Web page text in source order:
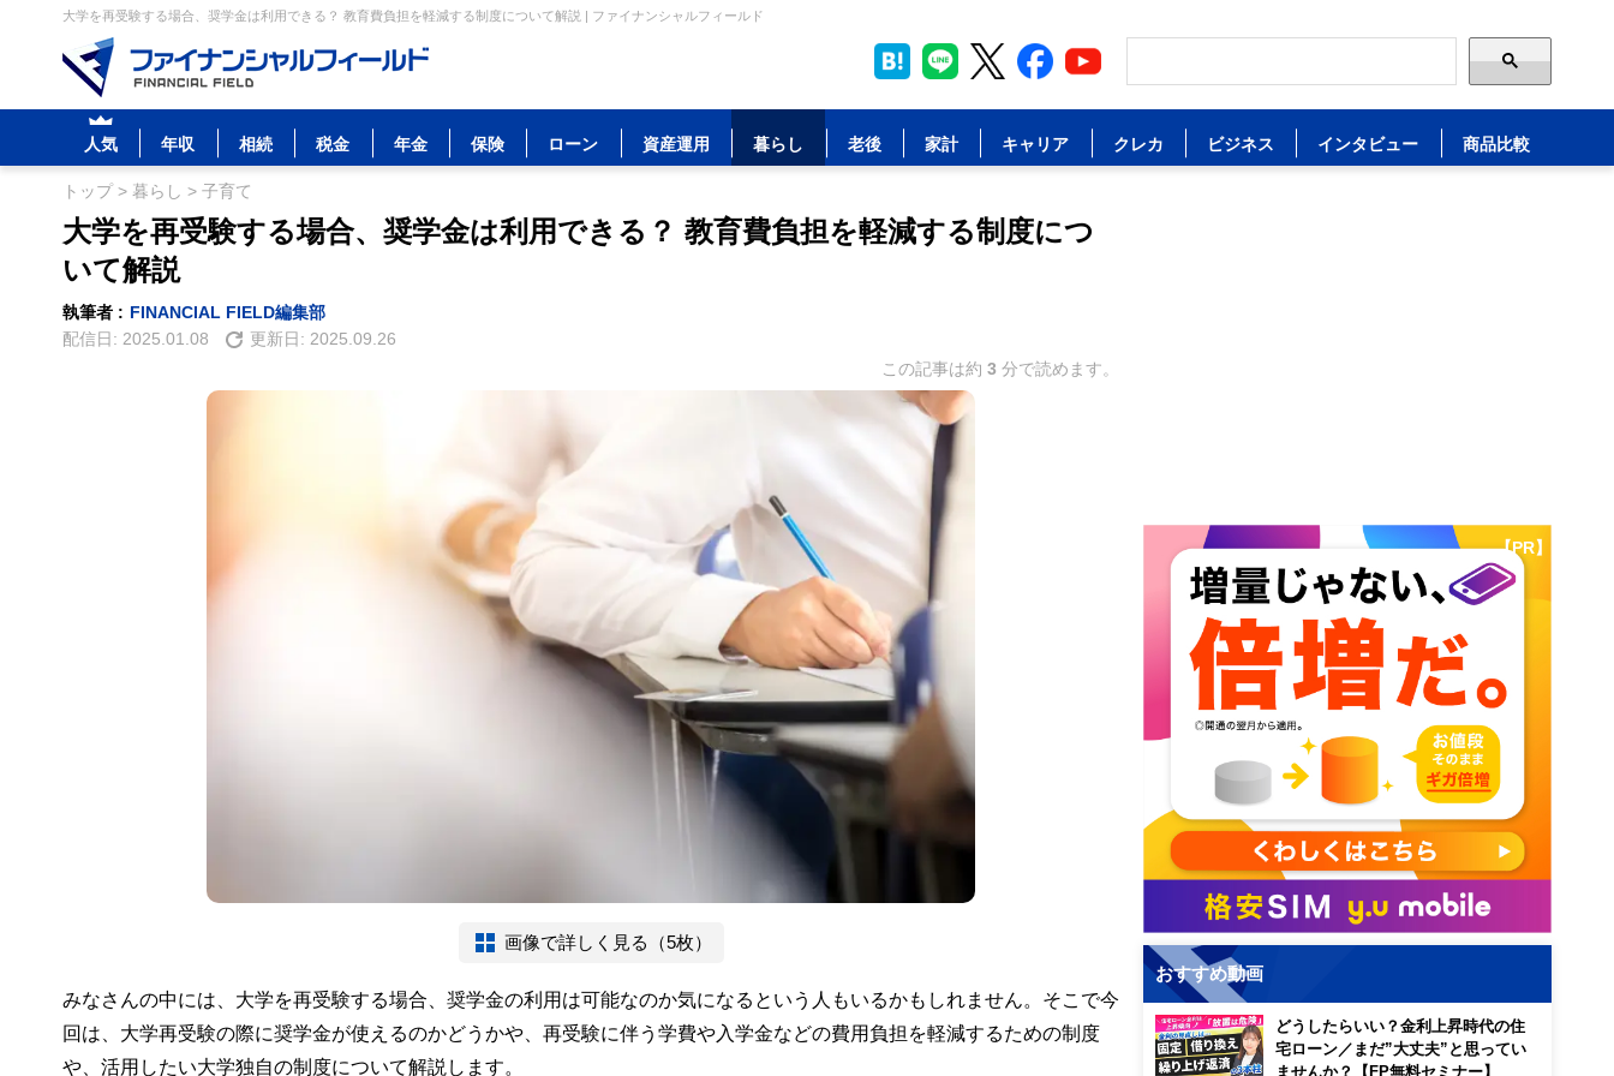
大学を再受験する場合、奨学金は利用できる？ 教育費負担を軽減する制度について解説 | ファイナンシャルフィールド
人気 年収 相続 税金 年金 保険 ローン 資産運用 暮らし 老後 家計 キャリア クレカ ビジネス インタビュー 商品比較
トップ> 暮らし > 子育て
大学を再受験する場合、奨学金は利用できる？ 教育費負担を軽減する制度につ
いて解説
執筆者 : FINANCIAL FIELD編集部
配信日: 2025.01.08 更新日: 2025.09.26
この記事は約 3 分で読めます。
画像で詳しく見る（5枚）
みなさんの中には、大学を再受験する場合、奨学金の利用は可能なのか気になるという人もいるかもしれません。そこで今
回は、大学再受験の際に奨学金が使えるのかどうかや、再受験に伴う学費や入学金などの費用負担を軽減するための制度
や、活用したい大学独自の制度について解説します。
【PR】
おすすめ動画
どうしたらいい？金利上昇時代の住
宅ローン／まだ”大丈夫”と思ってい
ませんか？【FP無料セミナー】